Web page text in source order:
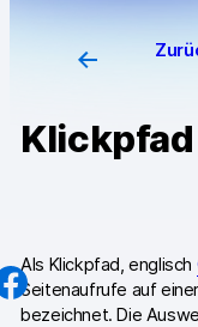
Tag
Klickpfad
Als Klickpfad, englisch
Seitenaufrufe auf
bezeichnet. Die